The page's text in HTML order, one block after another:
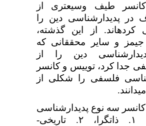
طیف وسیع­تری از
پدیدارشناسی دین را
از این گذشته،
و سایر محققانی که
دین را از
جدا کرد، توییس و کانسر
فلسفی را شکلی از
کانسر سه نوع پدیدارشناسی
دین وجود دارد: ۱. ذات­گرا، ۲. تاریخی-